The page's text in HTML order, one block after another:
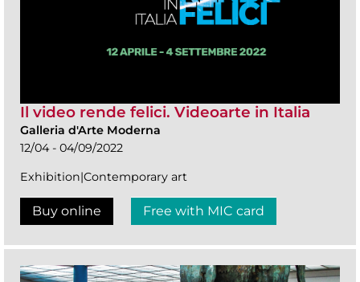
Il video rende felici. Videoarte in Italia
Galleria d'Arte Moderna
12/04 - 04/09/2022
Exhibition|Contemporary art
Buy online Free with MIC card